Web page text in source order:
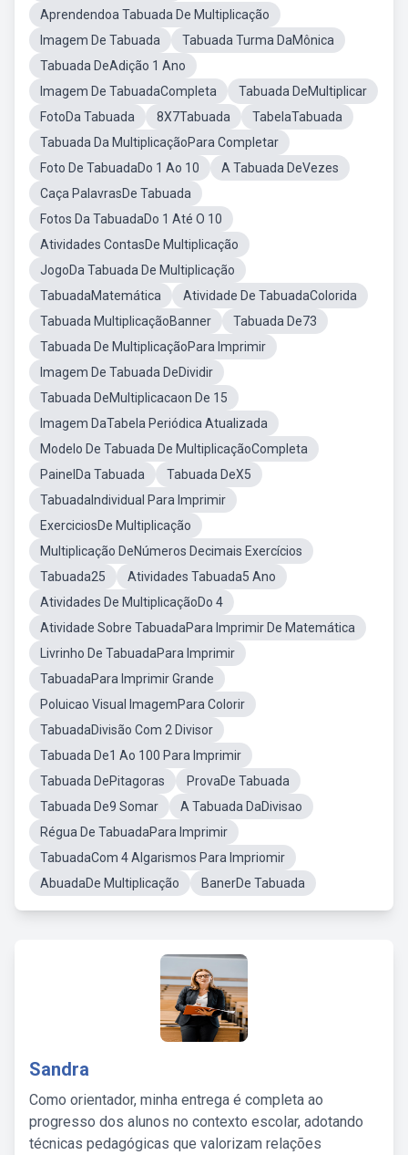
Aprendendoa Tabuada De Multiplicação
Imagem De Tabuada
Tabuada Turma DaMônica
Tabuada DeAdição 1 Ano
Imagem De TabuadaCompleta
Tabuada DeMultiplicar
FotoDa Tabuada
8X7Tabuada
TabelaTabuada
Tabuada Da MultiplicaçãoPara Completar
Foto De TabuadaDo 1 Ao 10
A Tabuada DeVezes
Caça PalavrasDe Tabuada
Fotos Da TabuadaDo 1 Até O 10
Atividades ContasDe Multiplicação
JogoDa Tabuada De Multiplicação
TabuadaMatemática
Atividade De TabuadaColorida
Tabuada MultiplicaçãoBanner
Tabuada De73
Tabuada De MultiplicaçãoPara Imprimir
Imagem De Tabuada DeDividir
Tabuada DeMultiplicacaon De 15
Imagem DaTabela Periódica Atualizada
Modelo De Tabuada De MultiplicaçãoCompleta
PainelDa Tabuada
Tabuada DeX5
TabuadaIndividual Para Imprimir
ExerciciosDe Multiplicação
Multiplicação DeNúmeros Decimais Exercícios
Tabuada25
Atividades Tabuada5 Ano
Atividades De MultiplicaçãoDo 4
Atividade Sobre TabuadaPara Imprimir De Matemática
Livrinho De TabuadaPara Imprimir
TabuadaPara Imprimir Grande
Poluicao Visual ImagemPara Colorir
TabuadaDivisão Com 2 Divisor
Tabuada De1 Ao 100 Para Imprimir
Tabuada DePitagoras
ProvaDe Tabuada
Tabuada De9 Somar
A Tabuada DaDivisao
Régua De TabuadaPara Imprimir
TabuadaCom 4 Algarismos Para Impriomir
AbuadaDe Multiplicação
BanerDe Tabuada
Sandra
Como orientador, minha entrega é completa ao
progresso dos alunos no contexto escolar, adotando
técnicas pedagógicas que valorizam relações